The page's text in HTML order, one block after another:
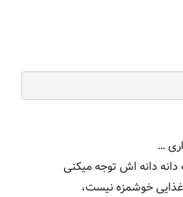
…
دانه دانه اش توجه میکنی
خوشمزه نیست،